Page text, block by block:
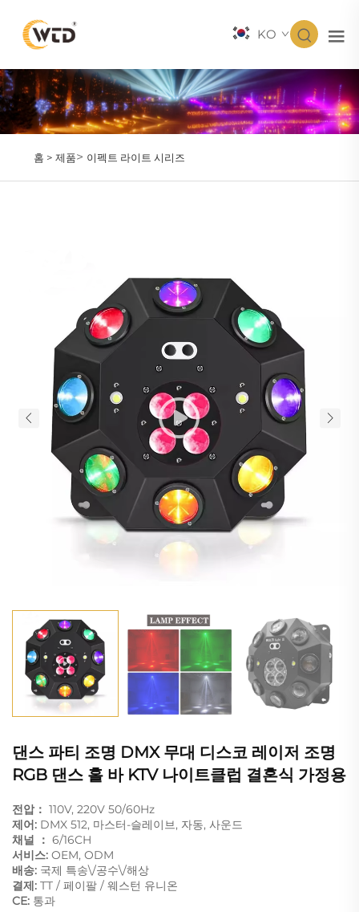
KO
홈 > 제품> 이펙트 라이트 시리즈
댄스 파티 조명 DMX 무대 디스코 레이저 조명
RGB 댄스 홀 바 KTV 나이트클럽 결혼식 가정용
전압： 110V, 220V 50/60Hz
제어: DMX 512, 마스터-슬레이브, 자동, 사운드
채널 ： 6/16CH
서비스: OEM, ODM
배송: 국제 특송\/공수\/해상
결제: TT / 페이팔 / 웨스턴 유니온
CE: 통과